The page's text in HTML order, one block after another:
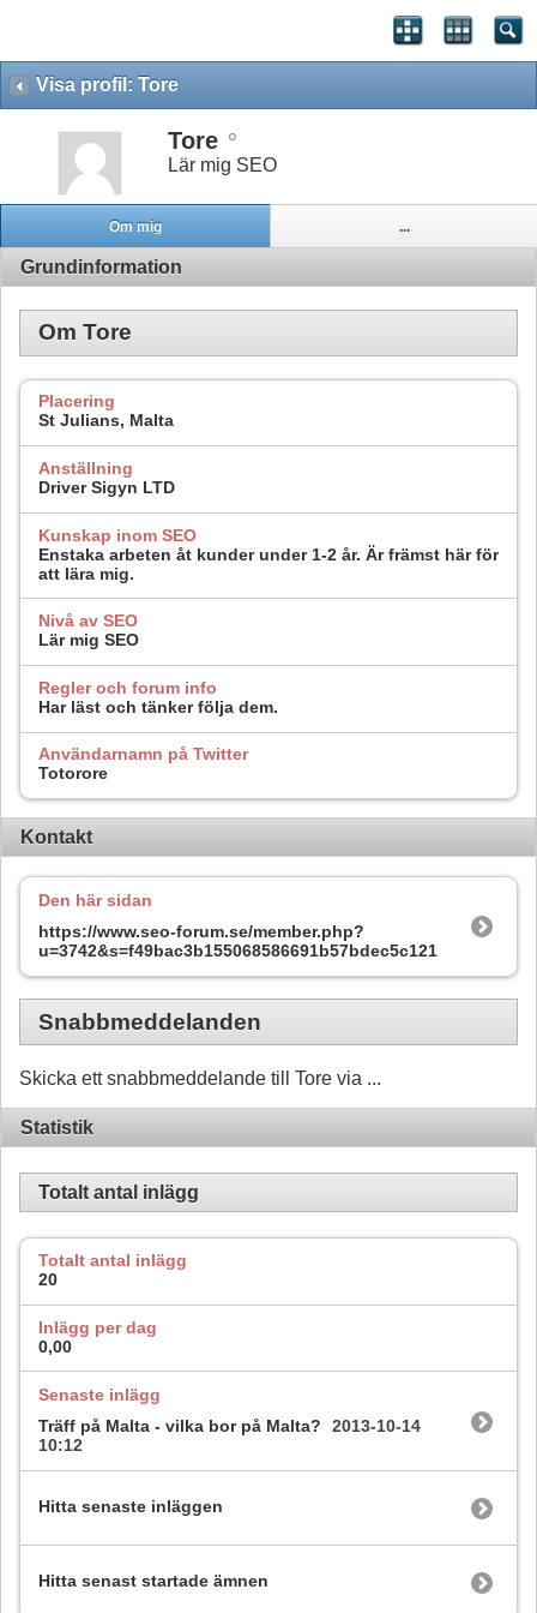
Visa profil: Tore
Tore
Lär mig SEO
Om mig ...
Grundinformation
Om Tore
Placering
St Julians, Malta
Anställning
Driver Sigyn LTD
Kunskap inom SEO
Enstaka arbeten åt kunder under 1-2 år. Är främst här för
att lära mig.
Nivå av SEO
Lär mig SEO
Regler och forum info
Har läst och tänker följa dem.
Användarnamn på Twitter
Totorore
Kontakt
Den här sidan
https://www.seo-forum.se/member.php?
u=3742&s=f49bac3b155068586691b57bdec5c121
Snabbmeddelanden
Skicka ett snabbmeddelande till Tore via ...
Statistik
Totalt antal inlägg
Totalt antal inlägg
20
Inlägg per dag
0,00
Senaste inlägg
Träff på Malta - vilka bor på Malta?
2013-10-14
10:12
Hitta senaste inläggen
Hitta senast startade ämnen